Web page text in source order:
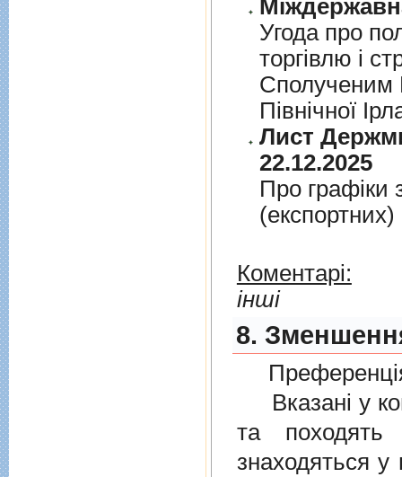
Угода про
торгiвлю i
Сполученим
Пiвнiчної
Лист
22.12.2025
Про графiки
Коментарі:
інші
8.
Вказані у
та походять
знаходяться у